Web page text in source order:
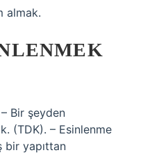
almak.
Bir şeyden
(TDK). – Esinlenme
bir yapıttan